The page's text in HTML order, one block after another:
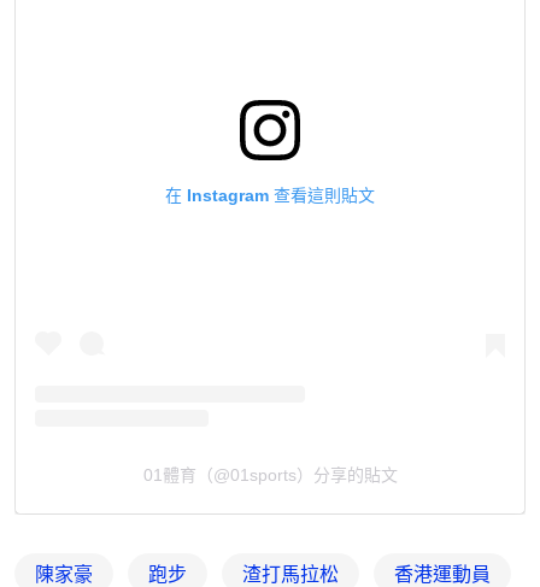
在 Instagram 查看這則貼文
01體育（@01sports）分享的貼文
陳家豪 跑步 渣打馬拉松 香港運動員